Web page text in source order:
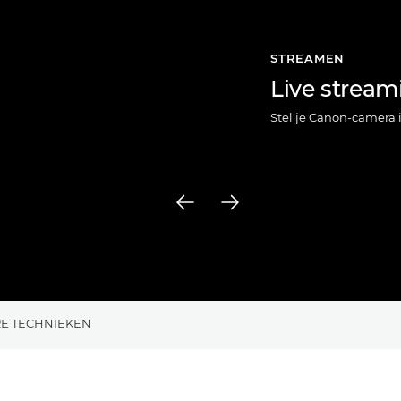
STREAMEN
Live
Stel je Canon-camera
TECHNIEKEN